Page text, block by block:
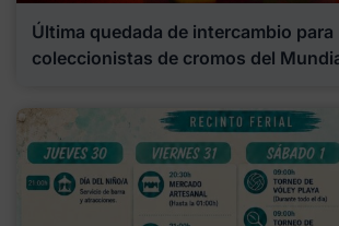
Última quedada de intercambio para
coleccionistas de cromos del